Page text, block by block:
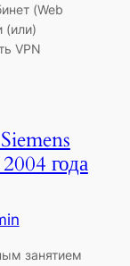
(Web
(или)
VPN
года
занятием